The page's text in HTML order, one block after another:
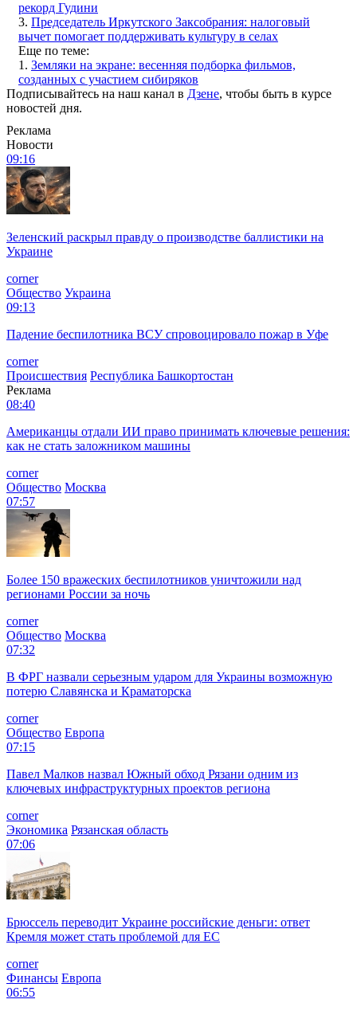
рекорд Гудини
3. Председатель Иркутского Заксобрания: налоговый
вычет помогает поддерживать культуру в селах
Еще по теме:
1. Земляки на экране: весенняя подборка фильмов,
созданных с участием сибиряков
Подписывайтесь на наш канал в Дзене, чтобы быть в курсе
новостей дня.
Реклама
Новости
09:16
Зеленский раскрыл правду о производстве баллистики на
Украине
corner
Общество Украина
09:13
Падение беспилотника ВСУ спровоцировало пожар в Уфе
corner
Происшествия Республика Башкортостан
Реклама
08:40
Американцы отдали ИИ право принимать ключевые решения:
как не стать заложником машины
corner
Общество Москва
07:57
Более 150 вражеских беспилотников уничтожили над
регионами России за ночь
corner
Общество Москва
07:32
В ФРГ назвали серьезным ударом для Украины возможную
потерю Славянска и Краматорска
corner
Общество Европа
07:15
Павел Малков назвал Южный обход Рязани одним из
ключевых инфраструктурных проектов региона
corner
Экономика Рязанская область
07:06
Брюссель переводит Украине российские деньги: ответ
Кремля может стать проблемой для EC
corner
Финансы Европа
06:55